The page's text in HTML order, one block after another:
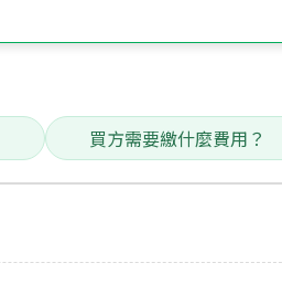
買方需要繳什麼費用？